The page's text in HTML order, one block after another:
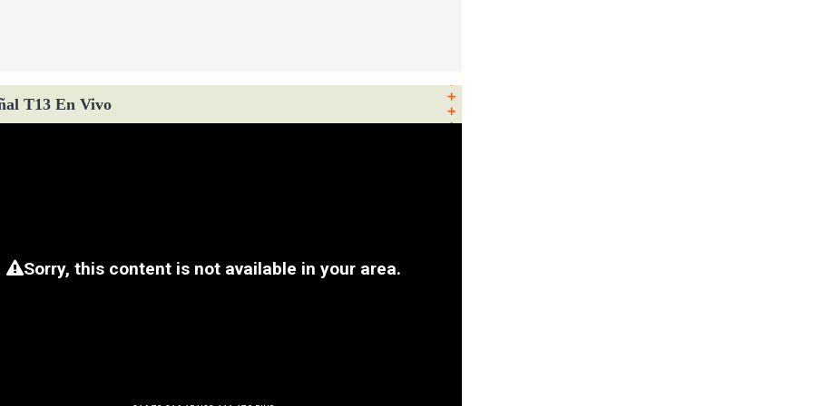
T13 En Vivo